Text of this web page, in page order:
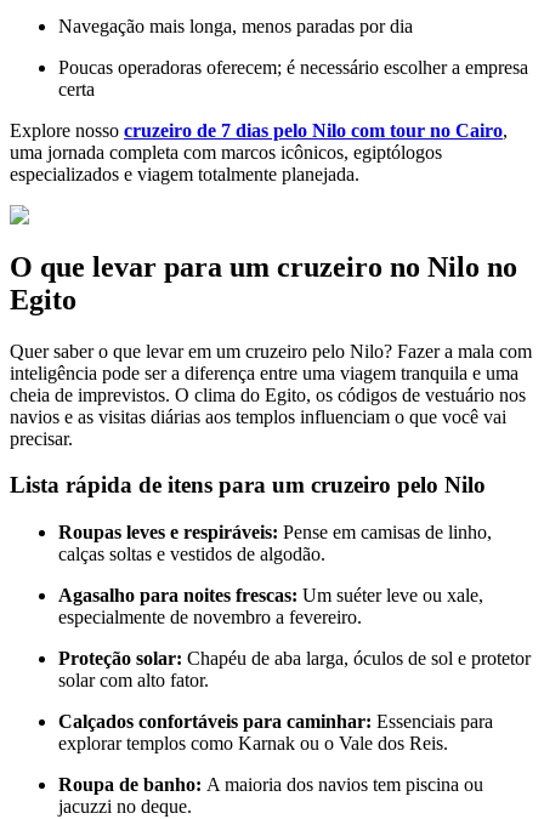
Navegação mais longa, menos paradas por dia
Poucas operadoras oferecem; é necessário escolher a empresa
certa
Explore nosso cruzeiro de 7 dias pelo Nilo com tour no Cairo,
uma jornada completa com marcos icônicos, egiptólogos
especializados e viagem totalmente planejada.
O que levar para um cruzeiro no Nilo no
Egito
Quer saber o que levar em um cruzeiro pelo Nilo? Fazer a mala com
inteligência pode ser a diferença entre uma viagem tranquila e uma
cheia de imprevistos. O clima do Egito, os códigos de vestuário nos
navios e as visitas diárias aos templos influenciam o que você vai
precisar.
Lista rápida de itens para um cruzeiro pelo Nilo
Roupas leves e respiráveis: Pense em camisas de linho,
calças soltas e vestidos de algodão.
Agasalho para noites frescas: Um suéter leve ou xale,
especialmente de novembro a fevereiro.
Proteção solar: Chapéu de aba larga, óculos de sol e protetor
solar com alto fator.
Calçados confortáveis para caminhar: Essenciais para
explorar templos como Karnak ou o Vale dos Reis.
Roupa de banho: A maioria dos navios tem piscina ou
jacuzzi no deque.